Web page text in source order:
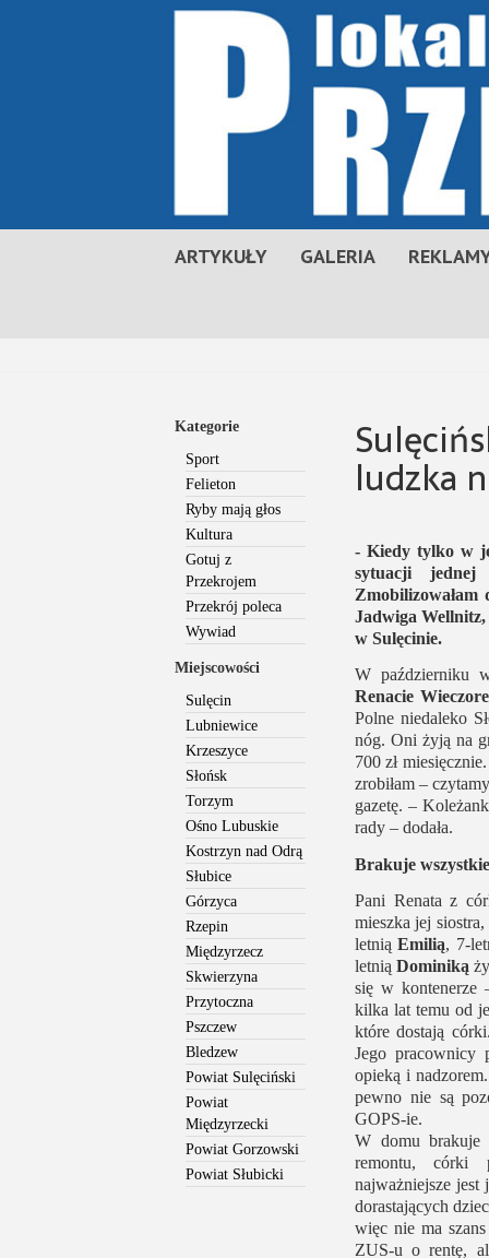
ARTYKUŁY GALERIA
Kategorie
Sport
Felieton
Ryby mają głos
Kultura
Gotuj z
Przekrojem
Przekrój poleca
Wywiad
Miejscowości
Sulęcin
Lubniewice
Krzeszyce
Słońsk
Torzym
Ośno Lubuskie
Kostrzyn nad Odrą
Słubice
Górzyca
Rzepin
Międzyrzecz
Skwierzyna
Przytoczna
Pszczew
Bledzew
Powiat Sulęciński
Powiat
Międzyrzecki
Powiat Gorzowski
Powiat Słubicki
ludzka
- Kiedy tylko w
sytuacji
Zmobilizowałam
Jadwiga Wellnitz,
w Sulęcinie.
W październiku
Renacie
Polne niedaleko
nóg. Oni żyją na
700 zł
zrobiłam –
gazetę. –
rady – dodała.
Brakuje
Pani Renata z
mieszka jej
letniąEmilią, 7-
letniąDominiką
się w kontenerze
kilka lat temu od
które dostają
Jego pracownicy
opieką i
pewno nie są
GOPS-ie.
W domu brakuje
remontu, córki
najważniejsze jest
dorastających
więc nie ma
ZUS-u o rentę,